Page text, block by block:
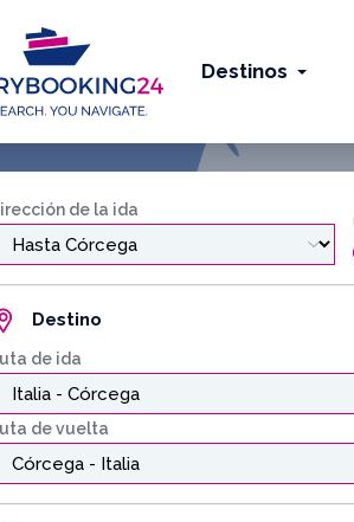
Destinos
de la ida
Destino
de ida
de vuelta